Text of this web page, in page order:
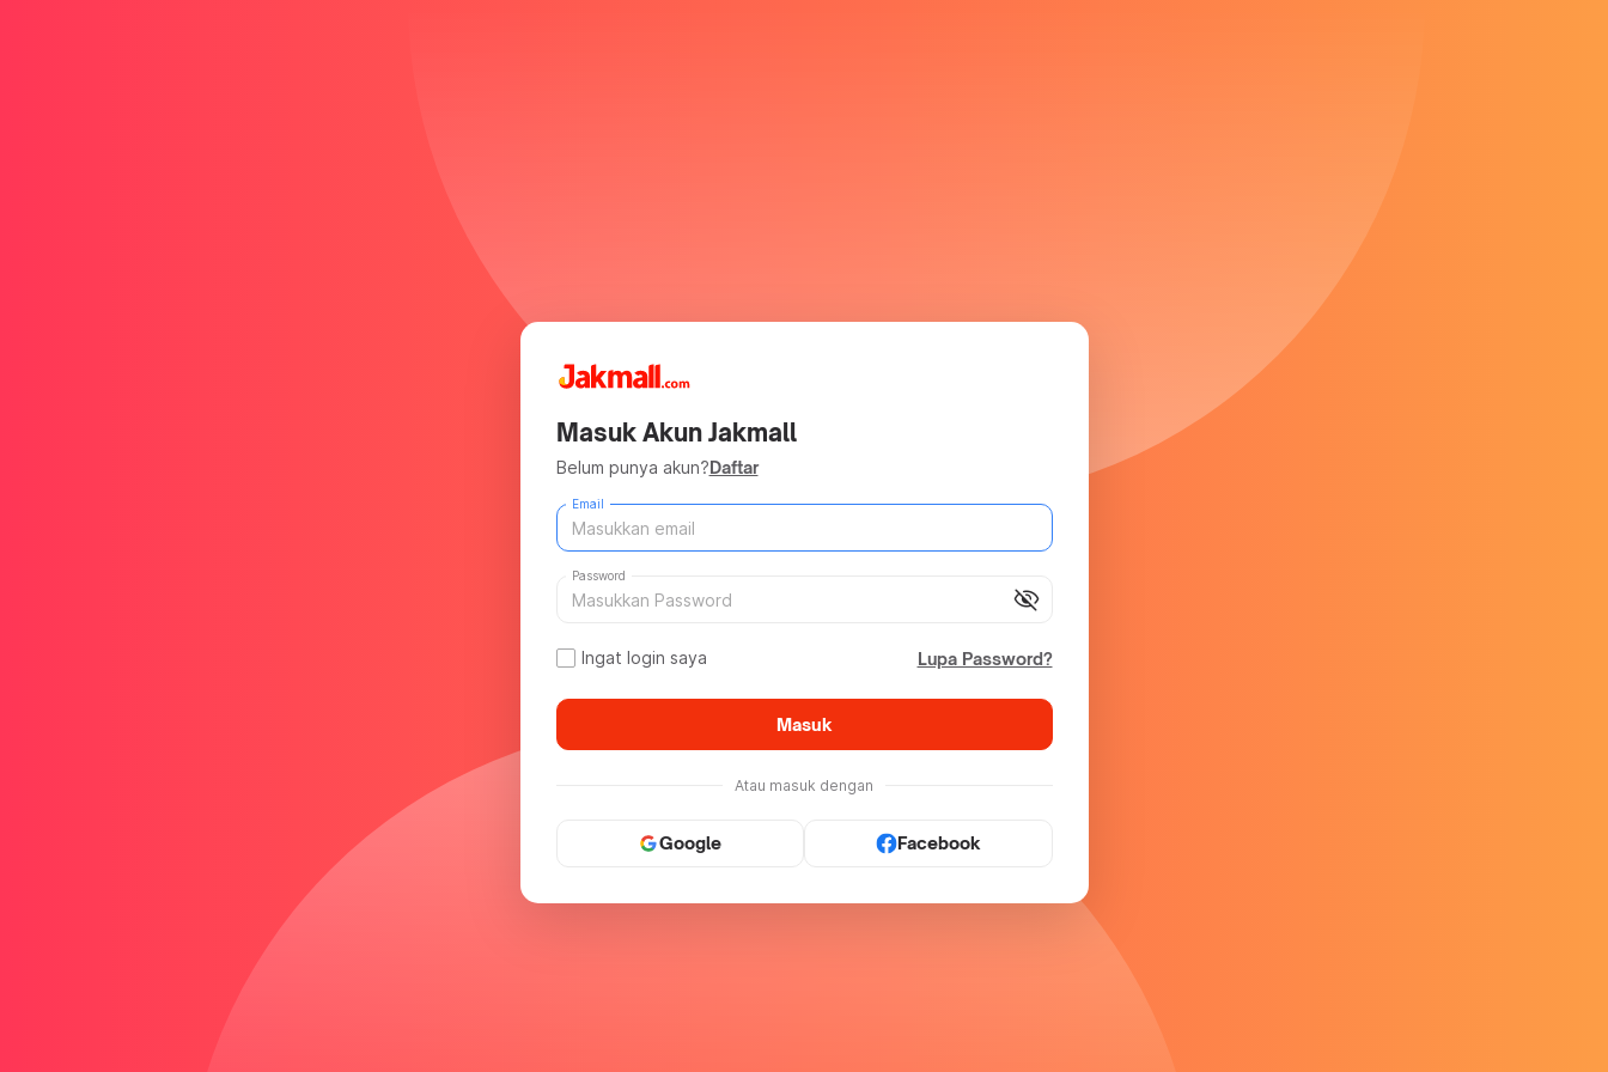
Masuk Akun Jakmall
Belum punya akun?Daftar
Email
visibility_off
Password
Ingat login saya Lupa Password?
Masuk
Atau masuk dengan
Google Facebook